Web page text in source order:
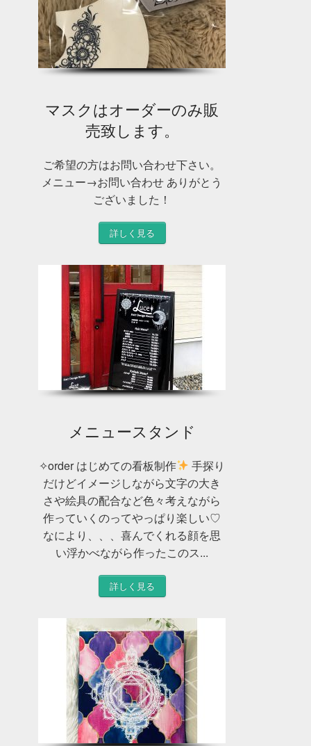
マスクはオーダーのみ販
売致します。
ご希望の方はお問い合わせ下さい。
メニュー→お問い合わせ ありがとう
ございました！
詳しく見る
メニュースタンド
✧order はじめての看板制作
手探り
だけどイメージしながら文字の大き
さや絵具の配合など色々考えながら
作っていくのってやっぱり楽しい♡
なにより、、、喜んでくれる顔を思
い浮かべながら作ったこのス...
詳しく見る